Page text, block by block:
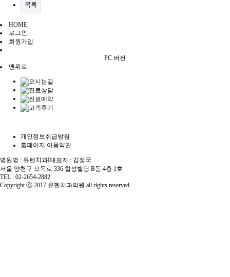
목록
HOME
로그인
회원가입
PC 버전
맨위로
개인정보취급방침
홈페이지 이용약관
병원명 : 유펜치과I대표자 : 김정국
서울 양천구 오목로 336 협성빌딩 B동 4층 1호
TEL : 02-2654-2882
Copyright ⓒ 2017 유펜치과의원 all rights reserved.